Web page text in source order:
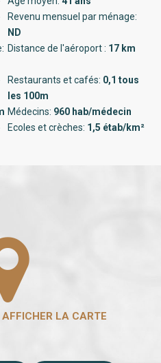
Revenu mensuel par ménage:
ND
Distance de l'aéroport : 17 km
Restaurants et cafés: 0,1 tous
les 100m
Médecins: 960 hab/médecin
Ecoles et crèches: 1,5 étab/km²